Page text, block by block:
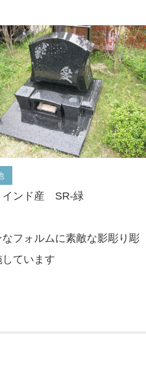
インド産 SR-緑
なフォルムに素敵な影彫り彫
ています